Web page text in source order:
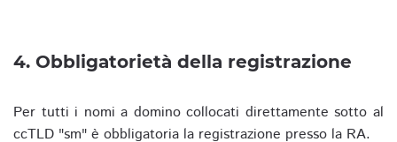
4. Obbligatorietà della registrazione
Per tutti i nomi a domino collocati direttamente sotto al
ccTLD "sm" è obbligatoria la registrazione presso la RA.